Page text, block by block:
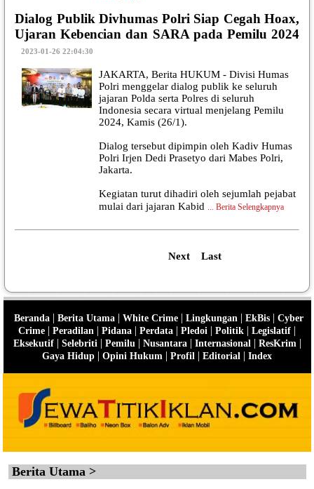
Dialog Publik Divhumas Polri Siap Cegah Hoax,
Ujaran Kebencian dan SARA pada Pemilu 2024
2023-01-26 22:04:30
JAKARTA, Berita HUKUM - Divisi Humas
Polri menggelar dialog publik ke seluruh
jajaran Polda serta Polres di seluruh
Indonesia secara virtual menjelang Pemilu
2024, Kamis (26/1).
Dialog tersebut dipimpin oleh Kadiv Humas
Polri Irjen Dedi Prasetyo dari Mabes Polri,
Jakarta.
Kegiatan turut dihadiri oleh sejumlah pejabat
mulai dari jajaran Kabid
Berita Selengkapnya
Next Last
Beranda| Berita Utama| White Crime| Lingkungan | EkBis| Cyber
Crime | Peradilan | Pidana | Perdata | Pledoi | Politik | Legislatif |
Eksekutif| Selebriti | Pemilu | Nusantara| Internasional | ResKrim |
Gaya Hidup | Opini Hukum | Profil | Editorial | Index
Berita Utama >